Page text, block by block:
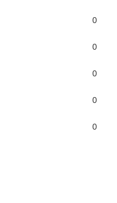
0
0
0
0
0